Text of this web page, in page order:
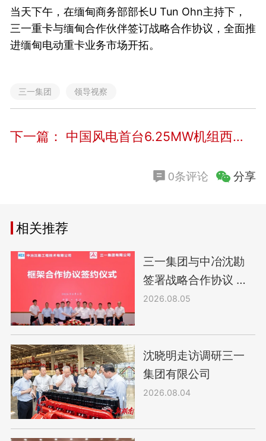
当天下午，在缅甸商务部部长U Tun Ohn主持下，
三一重卡与缅甸合作伙伴签订战略合作协议，全面推
进缅甸电动重卡业务市场开拓。
三一集团 领导视察
下一篇： 中国风电首台6.25MW机组西班牙投运
0条评论 分享
相关推荐
三一集团与中冶沈勘
签署战略合作协议 共
建智慧矿山产业协同
2026.08.05
沈晓明走访调研三一
集团有限公司
2026.08.04